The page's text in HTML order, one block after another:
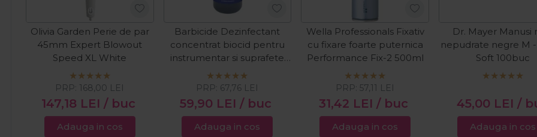
Olivia Garden Perie de par
45mm Expert Blowout
Speed XL White
147,18 LEI / buc
PRP: 168,00 LEI
Adauga in cos
Barbicide Dezinfectant
concentrat biocid pentru
instrumentar si suprafete
500ml
59,90 LEI / buc
PRP: 67,76 LEI
Adauga in cos
Wella Professionals Fixativ
cu fixare foarte puternica
Performance Fix-2 500ml
31,42 LEI / buc
PRP: 57,11 LEI
Adauga in cos
Dr. Mayer Manusi
nepudrate negre M
Soft 100buc
45,00 LEI /
Adauga in cos